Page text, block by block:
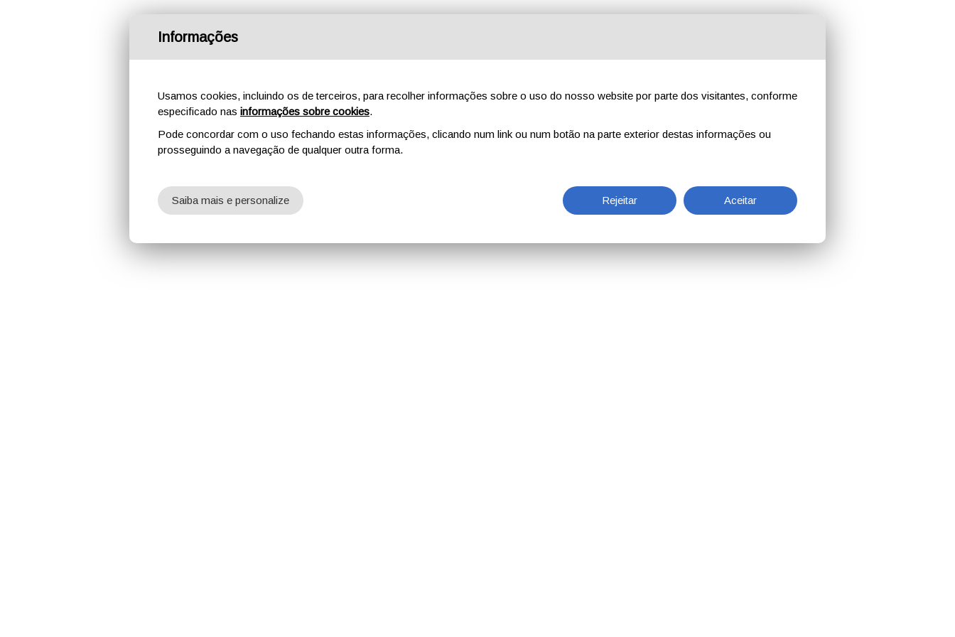
Informações
Usamos cookies, incluindo os de terceiros, para recolher informações sobre o uso do nosso website por parte dos visitantes, conforme
especificado nas informações sobre cookies.
Pode concordar com o uso fechando estas informações, clicando num link ou num botão na parte exterior destas informações ou
prosseguindo a navegação de qualquer outra forma.
Rejeitar Aceitar
Saiba mais e personalize